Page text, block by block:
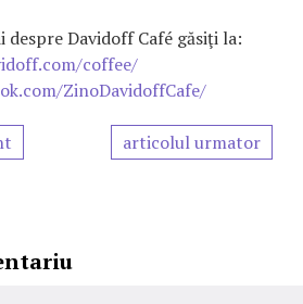
Davidoff Café găsiţi la:
coffee/
ZinoDavidoffCafe/
articolul urmator